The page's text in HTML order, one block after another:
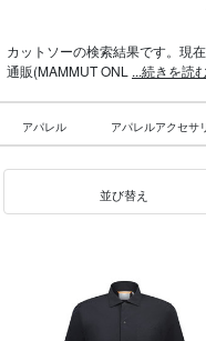
カットソーの検索結果です。現
通販(MAMMUT ONL ...続きを読
アパレル アパレルアクセサ
並び替え